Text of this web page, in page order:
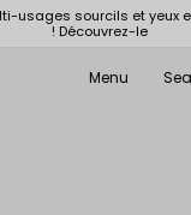
usages sourcils et yeux
! Découvrez-le
Menu